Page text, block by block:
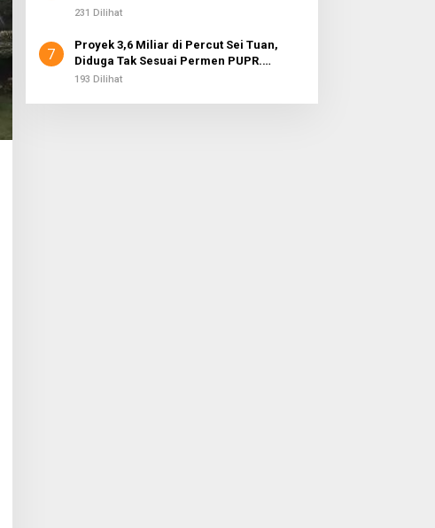
Group
231 Dilihat
7
Proyek 3,6 Miliar di Percut Sei Tuan,
Diduga Tak Sesuai Permen PUPR.
Volume dan Nama Pengawas Tidak
193 Dilihat